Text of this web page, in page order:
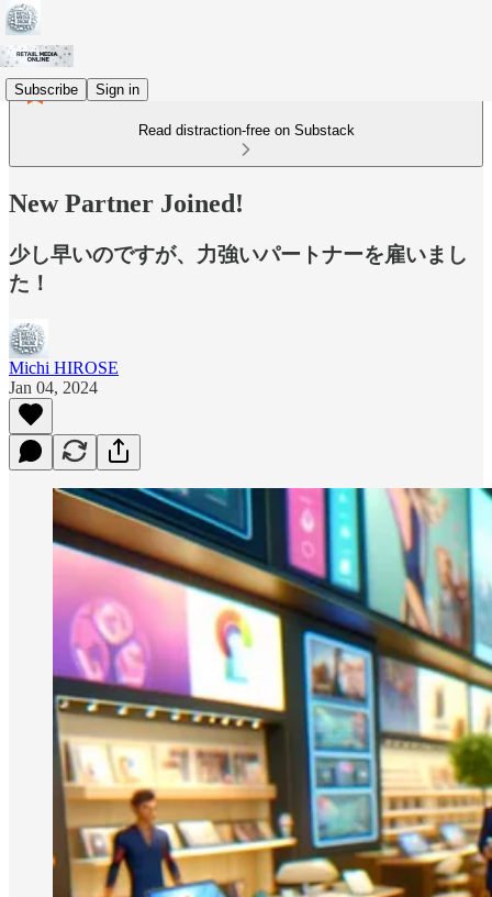
Subscribe Sign in
Read distraction-free on Substack
New Partner Joined!
少し早いのですが、力強いパートナーを雇いまし
た！
Michi HIROSE
Jan 04, 2024